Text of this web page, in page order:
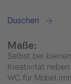
Duschen
Maße:
Selbst bei
Kreativität
WC für Möbel